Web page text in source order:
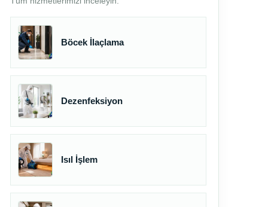
Böcek İlaçlama
Dezenfeksiyon
Isıl İşlem